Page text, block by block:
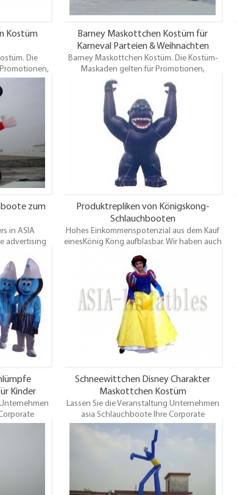
Kostüm
Die
und andere
willkommen.
Barney Maskottchen Kostüm für
Karneval Parteien & Weihnachten
Barney Maskottchen Kostüm. Die Kostüm-
Maskaden gelten für Promotionen,
Vergnügungen, Themenparks,
Karnevalsfeiern, Festival, Verleih und andere
Veranstaltungen.Oem / odmist willkommen.
zum
in ASIA
advertising
Mouse,
Produktrepliken von Königskong-
Schlauchbooten
Hohes Einkommenspotenzial aus dem Kauf
einesKönig Kong aufblasbar. Wir haben auch
andere themenorientierte ballone wie urlaub
themed ballons zu drachen.
Kinder
das Leben
in ein
bei Ihrem
besondere
eines
Schneewittchen Disney Charakter
Maskottchen Kostüm
Lassen Sie die Veranstaltung Unternehmen
asia Schlauchboote Ihre Corporate
Maskottchen in eine größere als das Leben
aufblasbare Replik. Unsere talentierten
Designer können Ihren aufblasbaren
Charakter oder Maskottchen wieder in ein
aufblasbares, das ein Eyecatcher bei Ihrem
nächsten Laden Eröffnung oder besondere
Veranstaltung werden. Die Produktion eines